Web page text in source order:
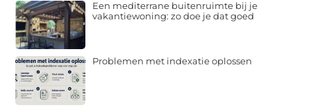
Een mediterrane buitenruimte bij je
vakantiewoning: zo doe je dat goed
Problemen met indexatie oplossen